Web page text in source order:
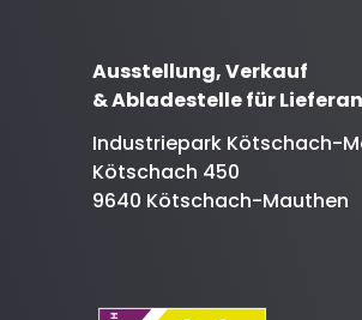
Ausstellung, Verkauf
& Abladestelle für
Industriepark Kötschach-
Kötschach 450
9640 Kötschach-Mauthen